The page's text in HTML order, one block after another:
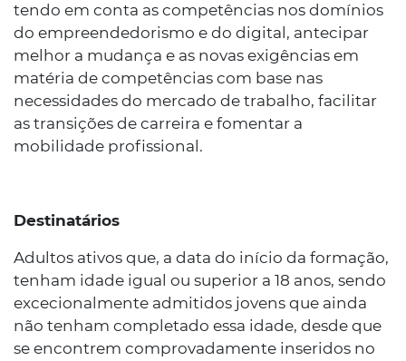
tendo em conta as competências nos domínios
do empreendedorismo e do digital, antecipar
melhor a mudança e as novas exigências em
matéria de competências com base nas
necessidades do mercado de trabalho, facilitar
as transições de carreira e fomentar a
mobilidade profissional.
Destinatários
Adultos ativos que, a data do início da formação,
tenham idade igual ou superior a 18 anos, sendo
excecionalmente admitidos jovens que ainda
não tenham completado essa idade, desde que
se encontrem comprovadamente inseridos no